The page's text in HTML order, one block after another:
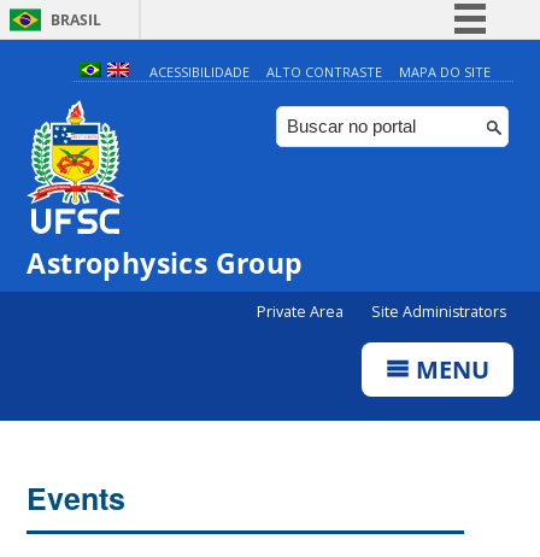
BRASIL
Simplifique!
Comunica BR
Participe
ACESSIBILIDADE ALTO CONTRASTE MAPA DO SITE
Astrophysics Group
Private Area Site Administrators
MENU
Events
4:00